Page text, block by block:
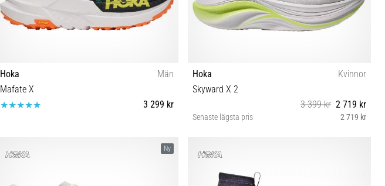
Hoka
Män
Mafate X
3 299 kr
40⅔ 41⅓ 42 42⅔ 43⅓ 44 44⅔ 45⅓ 46 46⅔ 48
Hoka
Kvinnor
Skyward X 2
3 399 kr 2 719 kr
Senaste lägsta pris 2 719 kr
Ny